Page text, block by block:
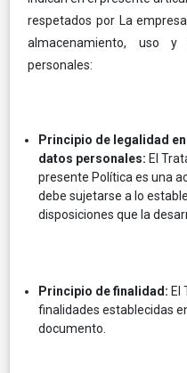
respetados por La
almacenamiento, uso
personales:
Principio de legalidad
datos personales: El
presente Política es una
debe sujetarse a lo
disposiciones que la
Principio de finalidad: El
finalidades establecidas
documento.